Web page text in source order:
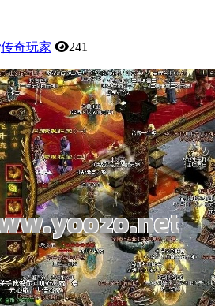
传奇玩家 241